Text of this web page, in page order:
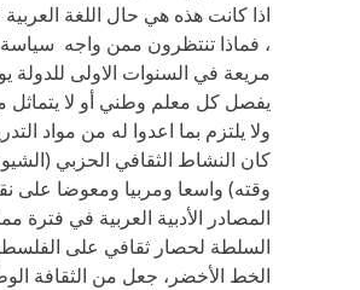
اذا كانت هذه هي حال اللغة
، فماذا تنتظرون ممن واجه
مريعة في السنوات الاولى للدولة
يفصل كل معلم وطني أو لا يتماثل
ولا يلتزم بما اعدوا له من مواد
كان النشاط الثقافي الحزبي
وقته) واسعا ومربيا ومعوضا
المصادر الأدبية العربية في فترة
السلطة لحصار ثقافي على
الخط الأخضر، جعل من الثقافة